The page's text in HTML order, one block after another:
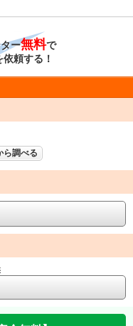
ー無料で
頼する！
ら調べる